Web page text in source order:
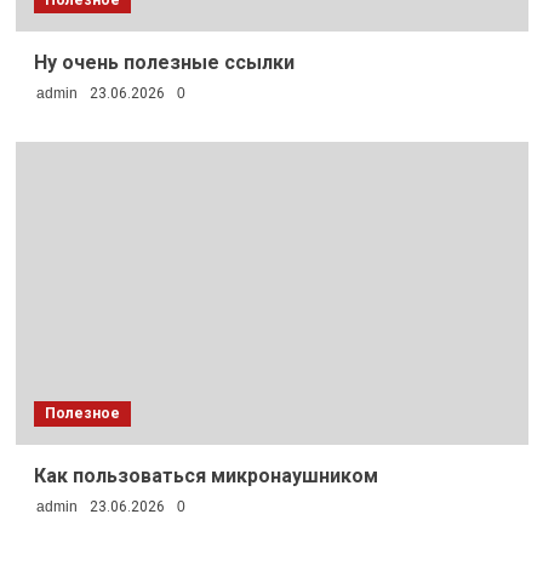
Ну очень полезные ссылки
admin 23.06.2026 0
Полезное
Как пользоваться микронаушником
admin 23.06.2026 0